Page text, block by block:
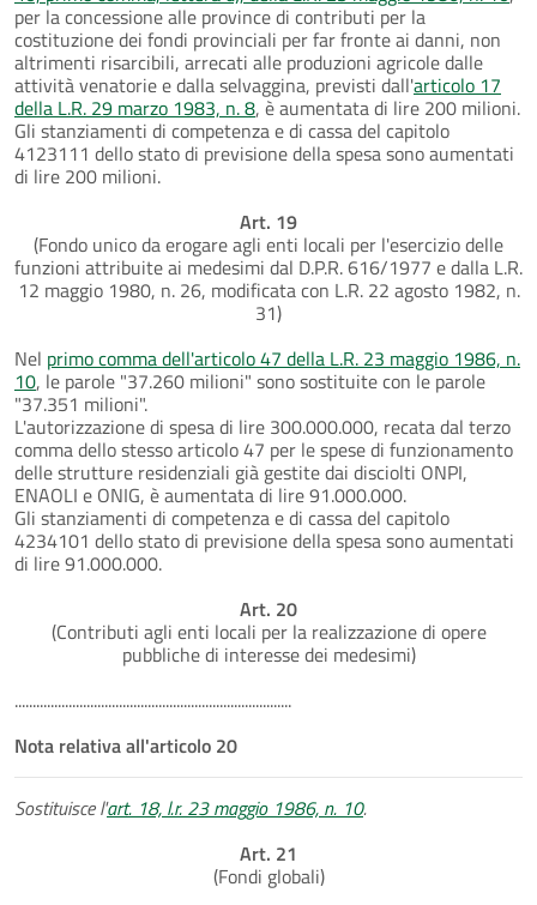
per la concessione alle province di contributi per la
costituzione dei fondi provinciali per far fronte ai danni, non
altrimenti risarcibili, arrecati alle produzioni agricole dalle
attività venatorie e dalla selvaggina, previsti dall'articolo 17
della L.R. 29 marzo 1983, n. 8, è aumentata di lire 200 milioni.
Gli stanziamenti di competenza e di cassa del capitolo
4123111 dello stato di previsione della spesa sono aumentati
di lire 200 milioni.
Art. 19
(Fondo unico da erogare agli enti locali per l'esercizio delle
funzioni attribuite ai medesimi dal D.P.R. 616/1977 e dalla L.R.
12 maggio 1980, n. 26, modificata con L.R. 22 agosto 1982, n.
31)
Nel primo comma dell'articolo 47 della L.R. 23 maggio 1986, n.
10, le parole "37.260 milioni" sono sostituite con le parole
"37.351 milioni".
L'autorizzazione di spesa di lire 300.000.000, recata dal terzo
comma dello stesso articolo 47 per le spese di funzionamento
delle strutture residenziali già gestite dai disciolti ONPI,
ENAOLI e ONIG, è aumentata di lire 91.000.000.
Gli stanziamenti di competenza e di cassa del capitolo
4234101 dello stato di previsione della spesa sono aumentati
di lire 91.000.000.
Art. 20
(Contributi agli enti locali per la realizzazione di opere
pubbliche di interesse dei medesimi)
.............................................................................
Nota relativa all'articolo 20
Sostituisce l'art. 18, l.r. 23 maggio 1986, n. 10.
Art. 21
(Fondi globali)